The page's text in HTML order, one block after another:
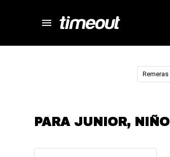
menu
Remeras
PARA JUNIOR, NIÑO
close
store
local_shipping